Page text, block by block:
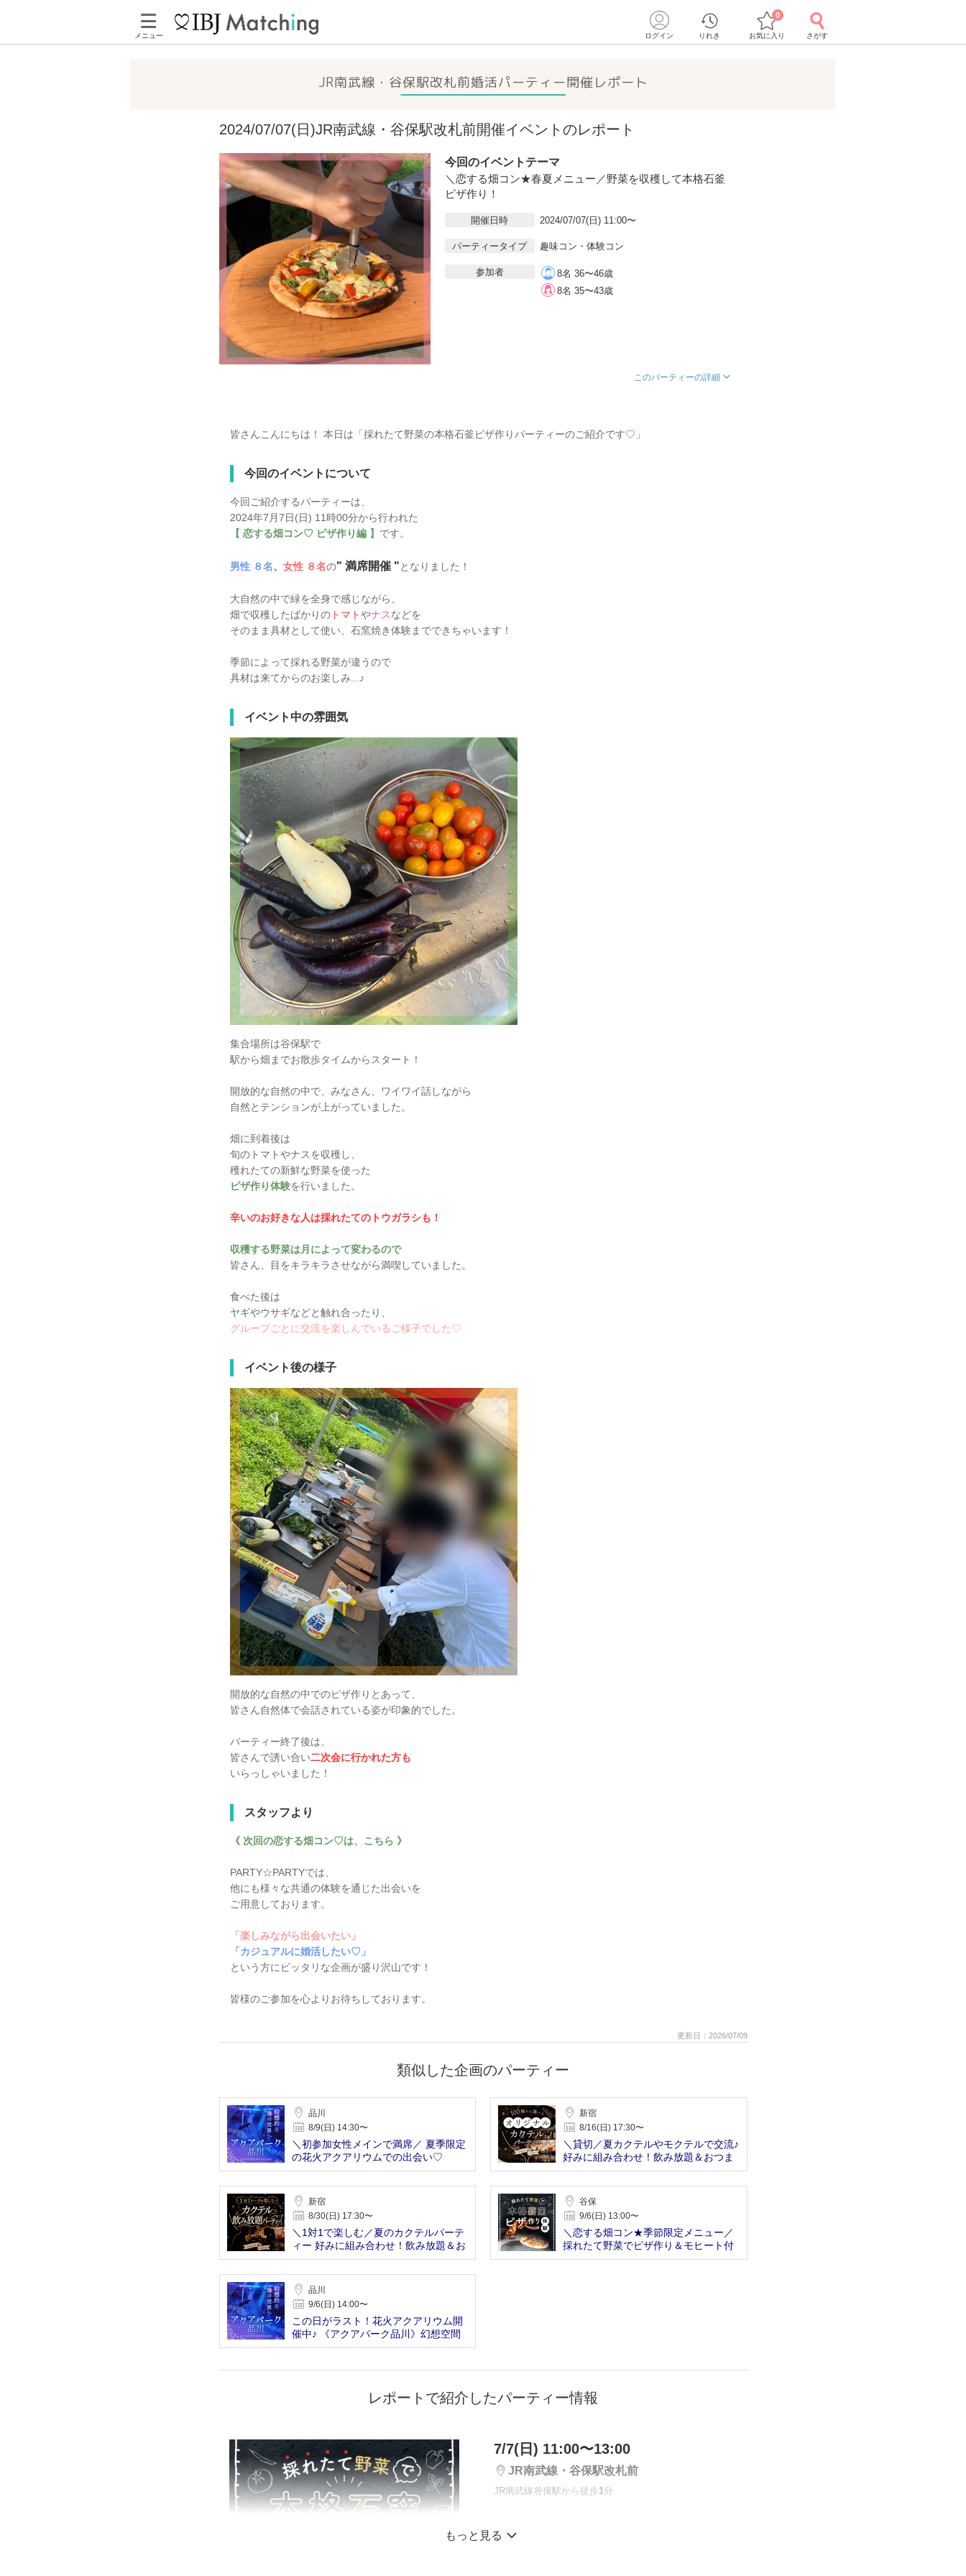
メニュー ログイン りれき お気に入り
0
さがす
JR南武線・谷保駅改札前婚活パーティー開催レポート
2024/07/07(日)JR南武線・谷保駅改札前開催イベントのレポート
今回のイベントテーマ
＼恋する畑コン★春夏メニュー／野菜を収穫して本格石釜
ピザ作り！
開催日時 2024/07/07(日) 11:00〜
パーティータイプ 趣味コン・体験コン
参加者
8名 36〜46歳
8名 35〜43歳
このパーティーの詳細
皆さんこんにちは！ 本日は「採れたて野菜の本格石釜ピザ作りパーティーのご紹介です♡」
今回のイベントについて
今回ご紹介するパーティーは、
2024年7月7日(日) 11時00分から行われた
【 恋する畑コン♡ ピザ作り編 】 です。
男性 ８名、 女性 ８名の" 満席開催 "となりました！
大自然の中で緑を全身で感じながら、
畑で収穫したばかりのトマトやナスなどを
そのまま具材として使い、石窯焼き体験までできちゃいます！
季節によって採れる野菜が違うので
具材は来てからのお楽しみ...♪
イベント中の雰囲気
集合場所は谷保駅で
駅から畑までお散歩タイムからスタート！
開放的な自然の中で、みなさん、ワイワイ話しながら
自然とテンションが上がっていました。
畑に到着後は
旬のトマトやナスを収穫し、
穫れたての新鮮な野菜を使った
ピザ作り体験を行いました。
辛いのお好きな人は採れたてのトウガラシも！
収穫する野菜は月によって変わるので
皆さん、目をキラキラさせながら満喫していました。
食べた後は
ヤギやウサギなどと触れ合ったり、
グループごとに交流を楽しんでいるご様子でした♡
イベント後の様子
開放的な自然の中でのピザ作りとあって、
皆さん自然体で会話されている姿が印象的でした。
パーティー終了後は、
皆さんで誘い合い二次会に行かれた方も
いらっしゃいました！
スタッフより
《 次回の恋する畑コン♡は、 こちら 》
PARTY☆PARTYでは、
他にも様々な共通の体験を通じた出会いを
ご用意しております。
「楽しみながら出会いたい」
「カジュアルに婚活したい♡」
という方にピッタリな企画が盛り沢山です！
皆様のご参加を心よりお待ちしております。
更新日：2026/07/09
類似した企画のパーティー
品川
8/9(日) 14:30〜
＼初参加女性メインで満席／ 夏季限定
の花火アクアリウムでの出会い♡
新宿
8/16(日) 17:30〜
＼貸切／夏カクテルやモクテルで交流♪
好みに組み合わせ！飲み放題＆おつま
み付
新宿
8/30(日) 17:30〜
＼1対1で楽しむ／夏のカクテルパーテ
ィー 好みに組み合わせ！飲み放題＆お
つまみ付
谷保
9/6(日) 13:00〜
＼恋する畑コン★季節限定メニュー／
採れたて野菜でピザ作り＆モヒート付
き
品川
9/6(日) 14:00〜
この日がラスト！花火アクアリウム開
催中♪ 《アクアパーク品川》幻想空間
で出逢う♡
レポートで紹介したパーティー情報
7/7(日) 11:00〜13:00
JR南武線・谷保駅改札前
JR南武線谷保駅から徒歩1分
＼恋する畑コン★春夏メニュー
もっと見る